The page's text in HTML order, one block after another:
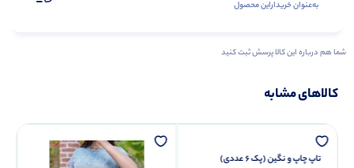
به‌عنوان ‌خریدار‌این‌ محصول
شما هم درباره این کالا پرسش ثبت کنید
کالاهای مشابه
تاپ چاپ و نگین (پک 6 عددی)